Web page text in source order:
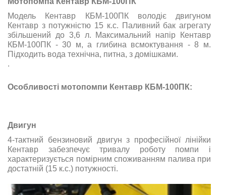
Модель Кентавр КБМ-100ПК володіє двигуном
Кентавр з потужністю 15 к.с. Паливний бак агрегату
збільшений до 3,6 л. Максимальний напір Кентавр
КБМ-100ПК - 30 м, а глибина всмоктування - 8 м.
Підходить вода технічна, питна, з домішками.
.
Особливості мотопомпи Кентавр КБМ-100ПК:
Двигун
4-тактний бензиновий двигун з професійної лінійки
Кентавр забезпечує тривалу роботу помпи і
характеризується помірним споживанням палива при
достатній (15 к.с.) потужності.